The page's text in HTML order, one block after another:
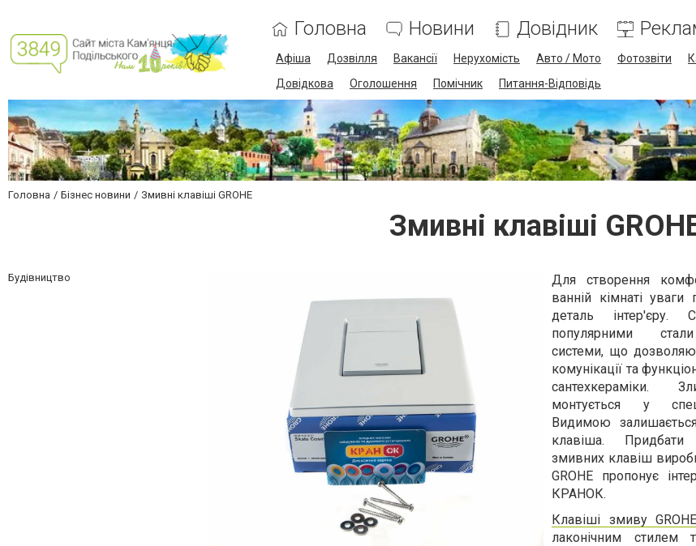
Головна Новини Довідник
Афіша Дозвілля Вакансії Нерухомість Авто / Мото Фотозвіти
Довідкова
Оголошення Помічник Питання-Відповідь
Головна Бізнес новини Змивні клавіші GROHE
Змивні клавіші
Будівництво
Для створення
ванній кімнаті уваги
деталь інтер'єру.
популярними стали
системи, що
комунікації та
сантехкераміки.
монтується у
Видимою
клавіша. Придбати
змивних клавіш
GROHE пропонує
КРАНОК.
Клавіші змиву GROHE
лаконічним стилем